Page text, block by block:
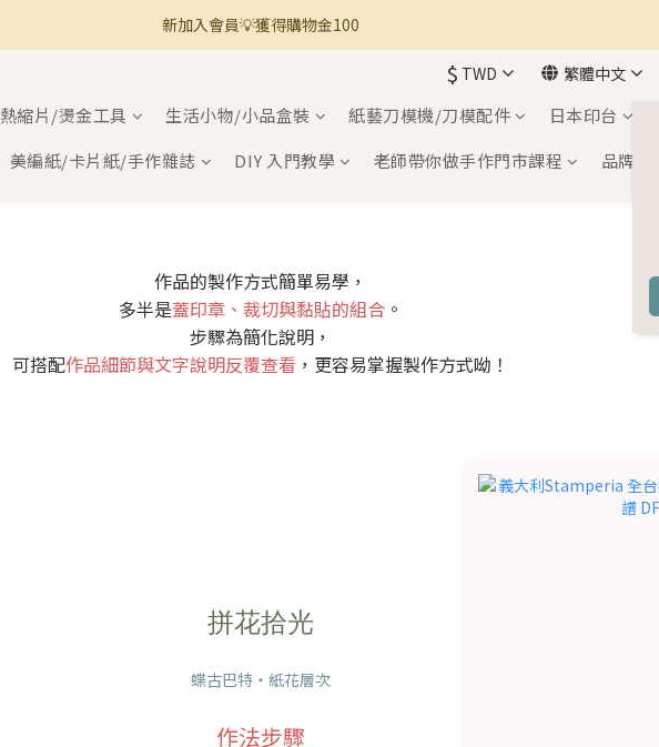
🚚 全館滿800免運 🚚
新加入會員💡獲得購物金100
$ TWD 繁體中文
熱縮片/燙金工具 生活小物/小品盒裝 紙藝刀模機/刀模配件 日本印台
美編紙/卡片紙/手作雜誌 DIY 入門教學 老師帶你做手作門市課程 品牌介紹
作品的製作方式簡單易學，
多半是蓋印章、裁切與黏貼的組合 。
步驟為簡化說明，
可搭配作品細節與文字說明反覆查看 ，更容易掌握製作方式呦！
拼花拾光
蝶古巴特・紙花層次
作法步驟